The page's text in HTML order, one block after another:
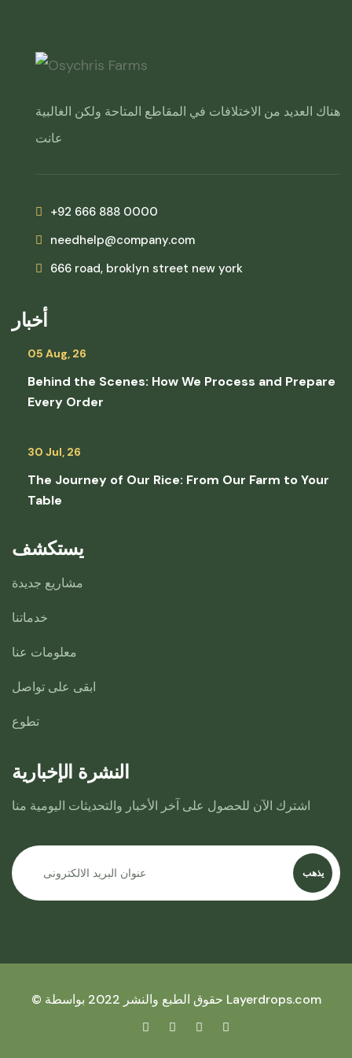
هناك العديد من الاختلافات في المقاطع المتاحة ولكن الغالبية
عانت
+92 666 888 0000
needhelp@company.com
666 road, broklyn street new york
أخبار
05 Aug, 26
Behind the Scenes: How We Process and Prepare
Every Order
30 Jul, 26
The Journey of Our Rice: From Our Farm to Your
Table
يستكشف
مشاريع جديدة
خدماتنا
معلومات عنا
ابقى على تواصل
تطوع
النشرة الإخبارية
اشترك الآن للحصول على آخر الأخبار والتحديثات اليومية منا
يذهب
Layerdrops.com